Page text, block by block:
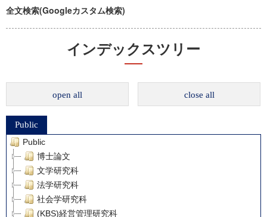
全文検索(Googleカスタム検索)
インデックスツリー
open all close all
Public
Public
博士論文
文学研究科
法学研究科
社会学研究科
(KBS)経営管理研究科